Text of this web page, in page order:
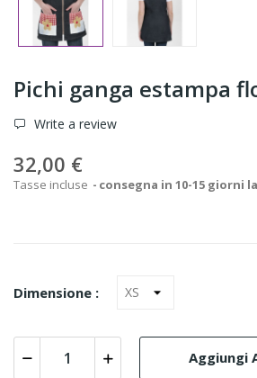
Pichi ganga estampa
Write a review
32,00 €
Tasse incluse consegna in 10-15 giorni
Dimensione :
Aggiungi